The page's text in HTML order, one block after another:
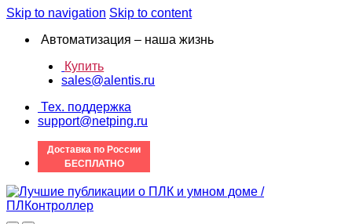
Skip to navigation Skip to content
Автоматизация – наша жизнь
Купить
sales@alentis.ru
Тех. поддержка
support@netping.ru
Доставка по России
БЕСПЛАТНО